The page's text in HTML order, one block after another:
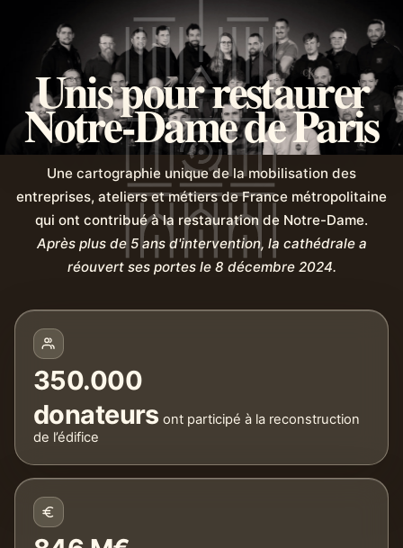
Unis pour restaurer
Notre-Dame de Paris
Une cartographie unique de la mobilisation des
entreprises, ateliers et métiers de France métropolitaine
qui ont contribué à la restauration de Notre-Dame.
Après plus de 5 ans d'intervention, la cathédrale a
réouvert ses portes le 8 décembre 2024.
350.000
donateurs ont participé à la reconstruction
de l’édifice